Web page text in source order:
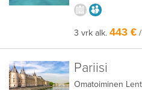
KAUPUNGISTA
3 vrk alk.443 €
Pariisi
Omatoiminen